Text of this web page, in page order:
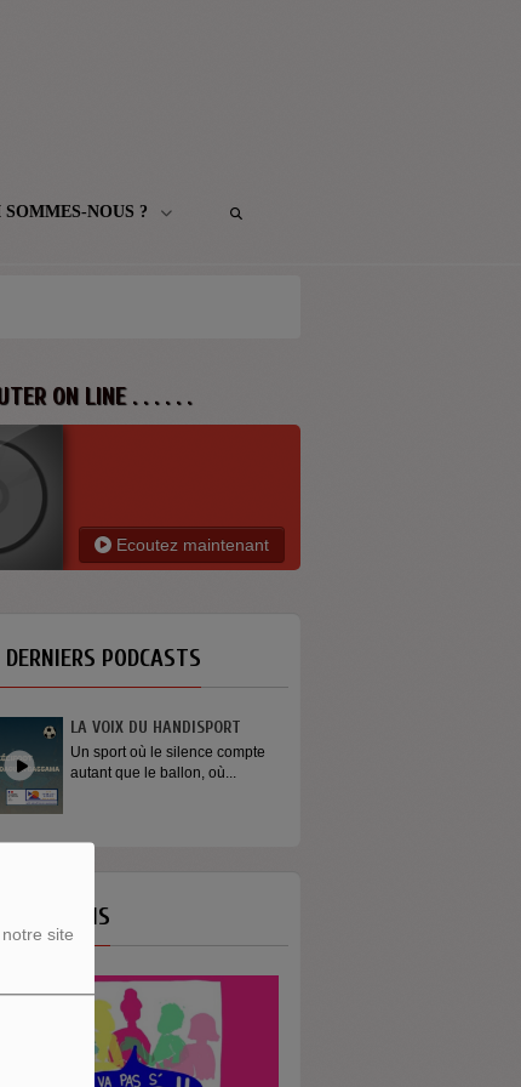
site
SOMMES-NOUS ?
ON LINE . . . . . .
Ecoutez maintenant
DERNIERS PODCASTS
LA VOIX DU HANDISPORT
Un sport où le silence compte
autant que le ballon, où...
ÉMISSIONS